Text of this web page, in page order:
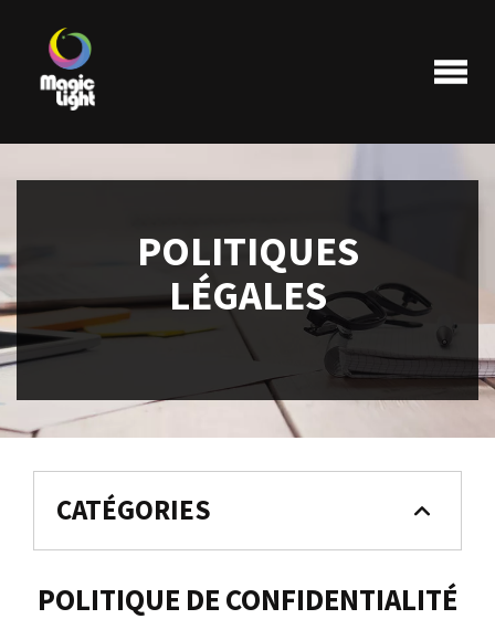
Les plus populaires
Liquidations
Me connecter
POLITIQUES
LÉGALES
CATÉGORIES
POLITIQUE DE CONFIDENTIALITÉ